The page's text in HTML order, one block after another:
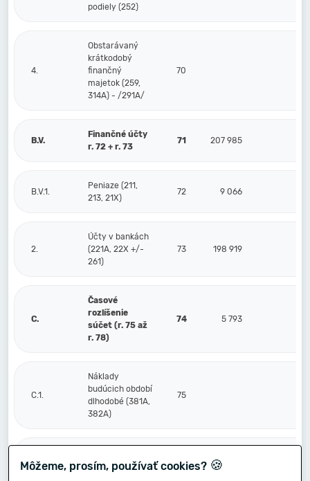
podiely (252)
4.
Obstarávaný
krátkodobý
finančný
majetok (259,
314A) - /291A/
70
B.V.
Finančné účty
r. 72 + r. 73
71 207 985
B.V.1.
Peniaze (211,
213, 21X)
72 9 066
2.
Účty v bankách
(221A, 22X +/-
261)
73 198 919
C.
Časové
rozlíšenie
súčet (r. 75 až
r. 78)
74 5 793
C.1.
Náklady
budúcich období
dlhodobé (381A,
382A)
75
2.
budúcich období
76
Môžeme, prosím, používať cookies? 🍪